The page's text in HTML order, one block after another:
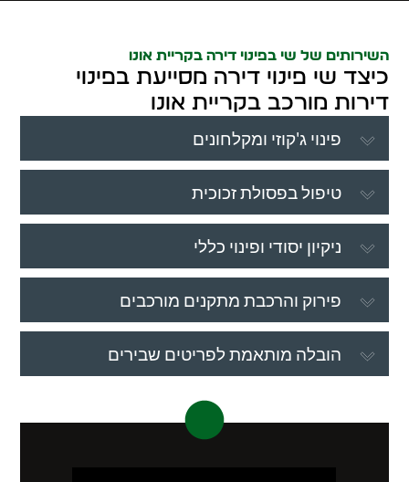
השירותים של שי בפינוי דירה בקריית אונו
כיצד שי פינוי דירה מסייעת בפינוי
דירות מורכב בקריית אונו
פינוי ג'קוזי ומקלחונים
טיפול בפסולת זכוכית
ניקיון יסודי ופינוי כללי
פירוק והרכבת מתקנים מורכבים
הובלה מותאמת לפריטים שבירים